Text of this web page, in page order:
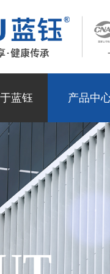
蓝钰 产品中